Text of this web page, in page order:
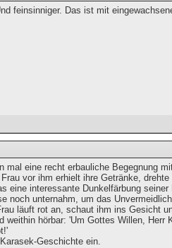
feinsinniger. Das ist mit
eine recht erbauliche Begegnung
vor ihm erhielt ihre Getränke,
eine interessante Dunkelfärbung
noch unternahm, um das
läuft rot an, schaut ihm ins Gesicht
hörbar: 'Um Gottes Willen, Herr
Geschichte ein.